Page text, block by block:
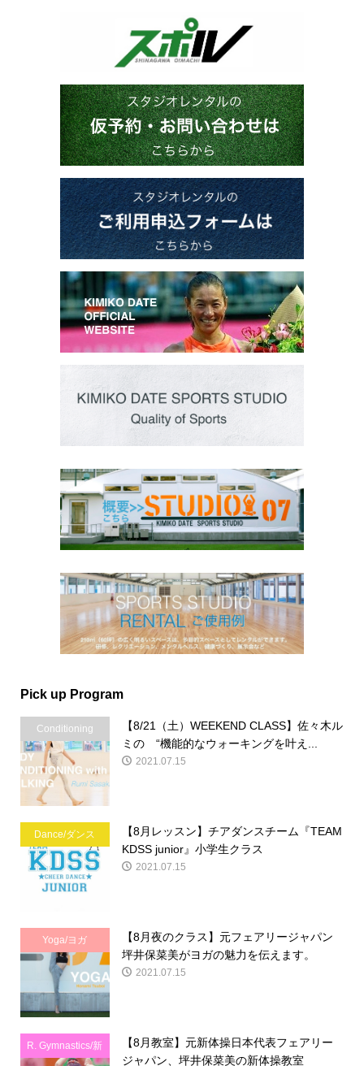
Pick up Program
Conditioning
【8/21（土）WEEKEND CLASS】佐々木ル
ミの “機能的なウォーキングを叶え...
2021.07.15
Dance/ダンス
【8月レッスン】チアダンスチーム『TEAM
KDSS junior』小学生クラス
2021.07.15
Yoga/ヨガ
【8月夜のクラス】元フェアリージャパン
坪井保菜美がヨガの魅力を伝えます。
2021.07.15
R. Gymnastics/新
【8月教室】元新体操日本代表フェアリー
ジャパン、坪井保菜美の新体操教室